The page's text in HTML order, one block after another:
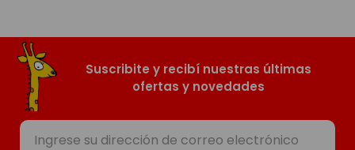
Suscribite y recibí nuestras últimas
ofertas y novedades